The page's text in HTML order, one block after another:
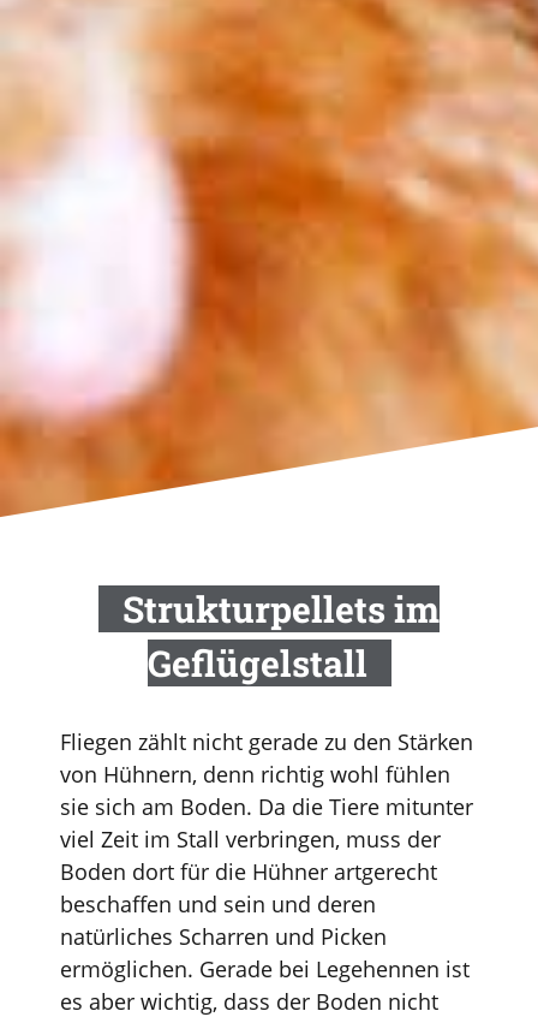
Strukturpellets im
Geflügelstall
Fliegen zählt nicht gerade zu den Stärken
von Hühnern, denn richtig wohl fühlen
sie sich am Boden. Da die Tiere mitunter
viel Zeit im Stall verbringen, muss der
Boden dort für die Hühner artgerecht
beschaffen und sein und deren
natürliches Scharren und Picken
ermöglichen. Gerade bei Legehennen ist
es aber wichtig, dass der Boden nicht